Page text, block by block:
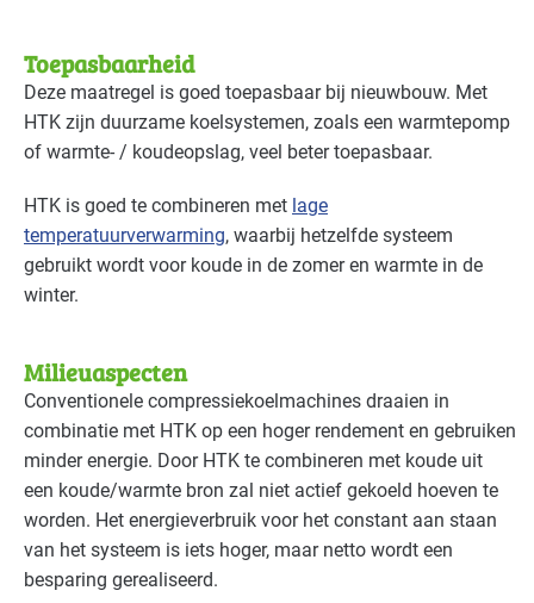
Zorg - zorginstellingen
Toepasbaarheid
Deze maatregel is goed toepasbaar bij nieuwbouw. Met
HTK zijn duurzame koelsystemen, zoals een warmtepomp
of warmte- / koudeopslag, veel beter toepasbaar.
HTK is goed te combineren met lage
temperatuurverwarming, waarbij hetzelfde systeem
gebruikt wordt voor koude in de zomer en warmte in de
winter.
Milieuaspecten
Conventionele compressiekoelmachines draaien in
combinatie met HTK op een hoger rendement en gebruiken
minder energie. Door HTK te combineren met koude uit
een koude/warmte bron zal niet actief gekoeld hoeven te
worden. Het energieverbruik voor het constant aan staan
van het systeem is iets hoger, maar netto wordt een
besparing gerealiseerd.